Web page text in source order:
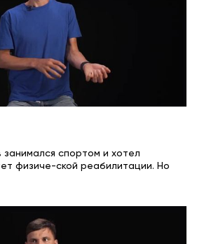
спортом и хотел
физиче-ской реабилитации. Но